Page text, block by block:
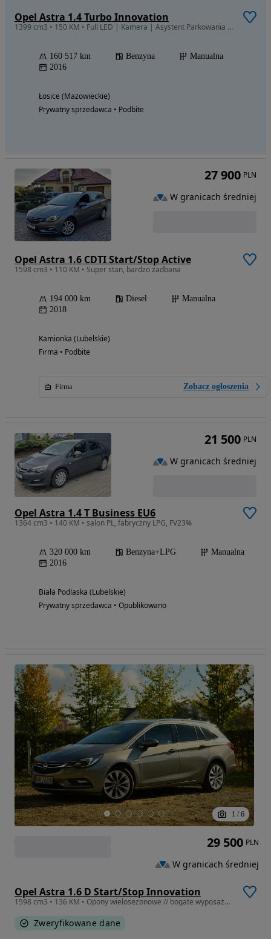
Opel Astra 1.4 Turbo Innovation
1399 cm3 • 150 KM • Full LED | Kamera | Asystent Parkowania | Bezwypadek
160 517 km Benzyna
Manualna
2016
Łosice (Mazowieckie)
Prywatny sprzedawca • Podbite
Opel Astra 1.6 CDTI Start/Stop Active
1598 cm3 • 110 KM • Super stan, bardzo zadbana
194 000 km Diesel
Manualna
2018
Kamionka (Lubelskie)
Firma • Podbite
Firma Zobacz ogłoszenia
27 900 PLN
W granicach średniej
Opel Astra 1.4 T Business EU6
1364 cm3 • 140 KM • salon PL, fabryczny LPG, FV23%
320 000 km Benzyna+LPG
Manualna
2016
Biała Podlaska (Lubelskie)
Prywatny sprzedawca • Opublikowano
21 500 PLN
W granicach średniej
1 / 6
Opel Astra 1.6 D Start/Stop Innovation
1598 cm3 • 136 KM • Opony wielosezonowe // bogate wyposażenie // Car Play Android Auto
Zweryfikowane dane
29 500 PLN
W granicach średniej